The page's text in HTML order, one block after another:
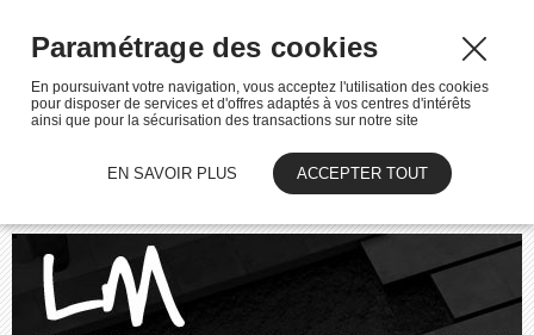
Paramétrage des cookies
En poursuivant votre navigation, vous acceptez l'utilisation des cookies
pour disposer de services et d'offres adaptés à vos centres d'intérêts
ainsi que pour la sécurisation des transactions sur notre site
EN SAVOIR PLUS ACCEPTER TOUT